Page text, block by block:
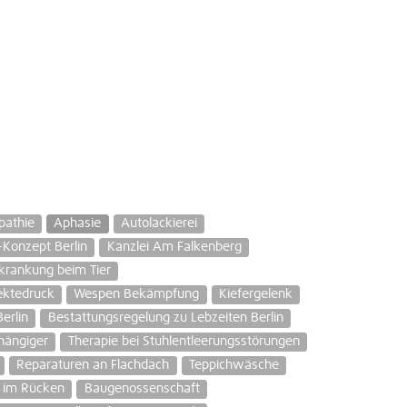
Aphasie
Autolackierei
Berlin
Kanzlei Am Falkenberg
beim Tier
Wespen Bekämpfung
Kiefergelenk
Bestattungsregelung zu Lebzeiten Berlin
Therapie bei Stuhlentleerungsstörungen
Reparaturen an Flachdach
Teppichwäsche
im Rücken
Baugenossenschaft